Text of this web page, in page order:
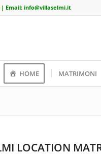
| Email: info@villaselmi.it
HOME MATRIMONI
LOCATION